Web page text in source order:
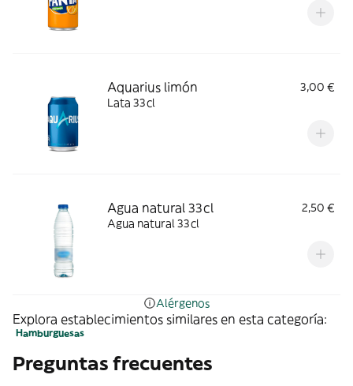
Aquarius limón
3,00 €
Lata 33cl
Agua natural 33cl
2,50 €
Agua natural 33cl
Alérgenos
Explora establecimientos similares en esta categoría:
Hamburguesas
Preguntas frecuentes